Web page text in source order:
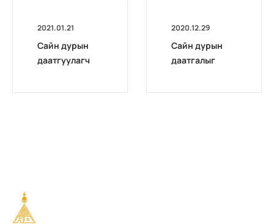
2021.01.21
Сайн дурын
даатгуулагч
2020.12.29
Сайн дурын
даатгалыг